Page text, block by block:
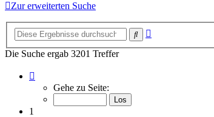
Zur erweiterten Suche
Suche
Die Suche ergab 3201 Treffer
von
Gehe zu Seite:
1